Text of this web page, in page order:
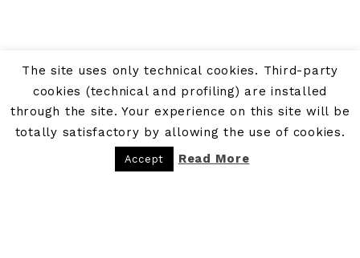
The site uses only technical cookies. Third-party
cookies (technical and profiling) are installed
through the site. Your experience on this site will be
totally satisfactory by allowing the use of cookies.
Accept Read More